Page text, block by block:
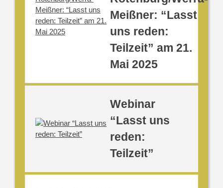
Meißner: “Lasst
uns reden:
Teilzeit” am 21.
Mai 2025
Webinar
“Lasst uns
reden:
Teilzeit”